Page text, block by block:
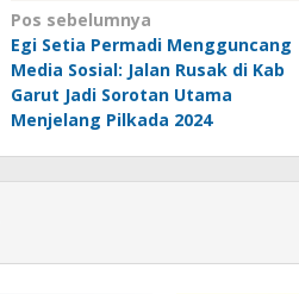
Navigasi
pos
Pos sebelumnya
Egi Setia Permadi Mengguncang
Media Sosial: Jalan Rusak di Kab
Garut Jadi Sorotan Utama
Menjelang Pilkada 2024